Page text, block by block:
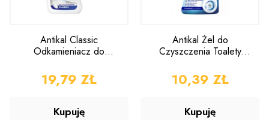
Antikal Classic
Odkamieniacz do
CENA
19,79 ZŁ
Kupuję
Antikal Żel do
Czyszczenia Toalety
CENA
10,39 ZŁ
Kupuję